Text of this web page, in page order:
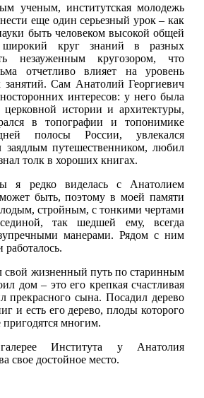
ученым, институтская молодежь
еще один серьезный урок – как
быть человеком высокой общей
широкий круг знаний в разных
незауженным кругозором, что
отчетливо влияет на уровень
занятий. Сам Анатолий Георгиевич
интересов: у него была
церковной истории и архитектуры,
в топографии и топонимике
полосы России, увлекался
заядлым путешественником, любил
толк в хороших книгах.
я редко виделась с Анатолием
быть, поэтому в моей памяти
стройным, с тонкими чертами
так шедшей ему, всегда
манерами. Рядом с ним
свой жизненный путь по старинным
дом – это его крепкая счастливая
прекрасного сына. Посадил дерево
и есть его дерево, плоды которого
многим.
Института у Анатолия
свое достойное место.